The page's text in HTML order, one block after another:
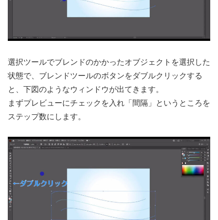
選択ツールでブレンドのかかったオブジェクトを選択した
状態で、ブレンドツールのボタンをダブルクリックする
と、下図のようなウィンドウが出てきます。
まずプレビューにチェックを入れ「間隔」というところを
ステップ数にします。